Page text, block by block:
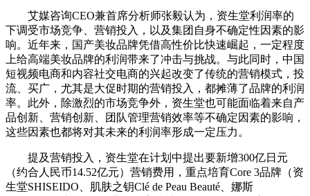
艾媒咨询CEO兼首席分析师张毅认为，资生堂利润率的
下调受市场竞争、营销投入，以及集团自身不确定性因素的影
响。近年来，国产美妆品牌凭借高性价比快速崛起，一定程度
上给高端美妆品牌的利润带来了冲击与挑战。与此同时，中国
短视频电商和内容社交电商的兴起改变了传统的营销模式，投
流、买广，尤其是大促时期的营销投入，都摊薄了品牌的利润
率。此外，除激烈的市场竞争外，资生堂也可能面临着来自产
品创新、营销创新、团队管理营销效率等不确定因素的影响，
这些因素也都将对其未来的利润率形成一定压力。
提及营销投入，资生堂在计划中提出要新增300亿日元
（约合人民币14.52亿元）营销费用，重点培育Core 3品牌（资
生堂SHISEIDO、肌肤之钥Clé de Peau Beauté、娜斯